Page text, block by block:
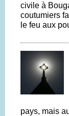
civile à
coutumiers
le feu aux
pays, mais